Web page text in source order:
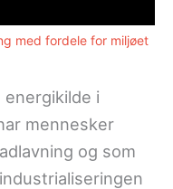
med fordele for miljøet
i
mennesker
og som